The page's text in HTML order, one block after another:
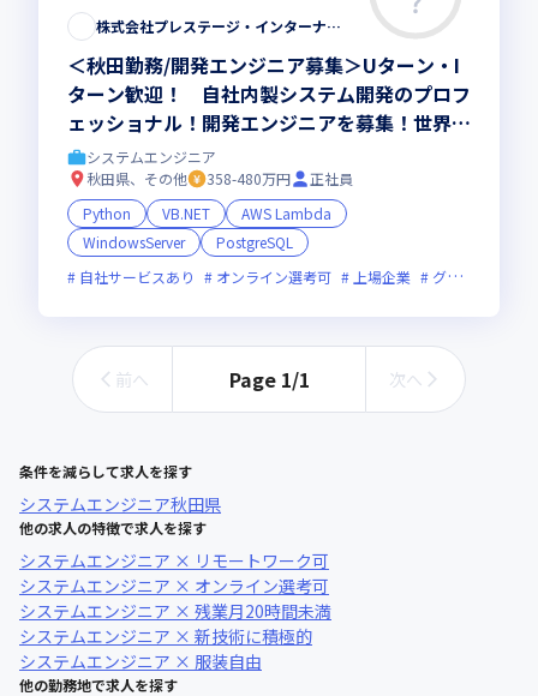
株式会社プレステージ・インターナショナル
＜秋田勤務/開発エンジニア募集＞Uターン・I
ターン歓迎！ 自社内製システム開発のプロフ
ェッショナル！開発エンジニアを募集！世界1
8カ国28拠点展開（2023年3月31日時点）する
BPO企業
システムエンジニア
秋田県、その他
358-480万円
正社員
Python
VB.NET
AWS Lambda
WindowsServer
PostgreSQL
自社サービスあり
オンライン選考可 上場企業 グローバル展開
前へ Page 1/1 次へ
条件を減らして求人を探す
システムエンジニア秋田県
他の求人の特徴で求人を探す
システムエンジニア × リモートワーク可
システムエンジニア × オンライン選考可
システムエンジニア × 残業月20時間未満
システムエンジニア × 新技術に積極的
システムエンジニア × 服装自由
他の勤務地で求人を探す